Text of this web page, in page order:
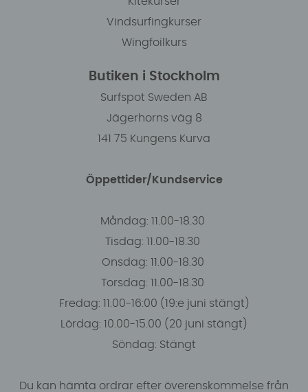
Vindsurfingkurser
Wingfoilkurs
Butiken i Stockholm
Surfspot Sweden AB
Jägerhorns väg 8
141 75 Kungens Kurva
Öppettider/Kundservice
Måndag: 11.00-18.30
Tisdag: 11.00-18.30
Onsdag: 11.00-18.30
Torsdag: 11.00-18.30
Fredag: 11.00-16:00 (19:e juni stängt)
Lördag: 10.00-15.00 (20 juni stängt)
Söndag: Stängt
Du kan hämta ordrar efter överenskommelse från